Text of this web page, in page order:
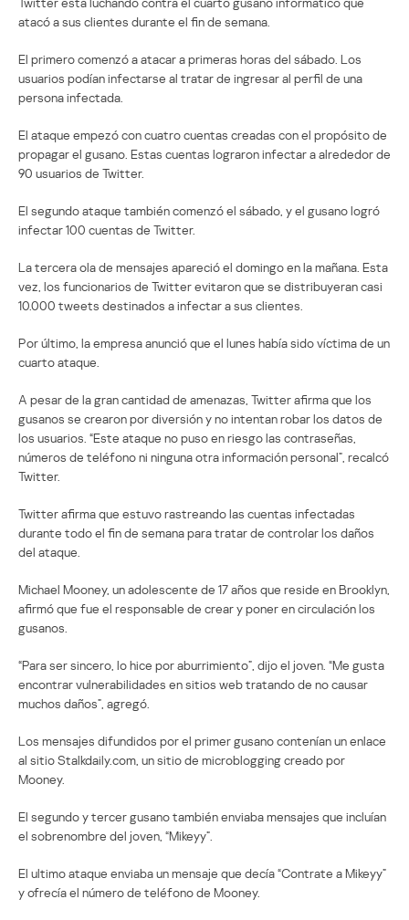
atacó a sus clientes durante el fin de semana.
El primero comenzó a atacar a primeras horas del sábado. Los
usuarios podían infectarse al tratar de ingresar al perfil de una
persona infectada.
El ataque empezó con cuatro cuentas creadas con el propósito de
propagar el gusano. Estas cuentas lograron infectar a alrededor de
90 usuarios de Twitter.
El segundo ataque también comenzó el sábado, y el gusano logró
infectar 100 cuentas de Twitter.
La tercera ola de mensajes apareció el domingo en la mañana. Esta
vez, los funcionarios de Twitter evitaron que se distribuyeran casi
10.000 tweets destinados a infectar a sus clientes.
Por último, la empresa anunció que el lunes había sido víctima de un
cuarto ataque.
A pesar de la gran cantidad de amenazas, Twitter afirma que los
gusanos se crearon por diversión y no intentan robar los datos de
los usuarios. “Este ataque no puso en riesgo las contraseñas,
números de teléfono ni ninguna otra información personal”, recalcó
Twitter.
Twitter afirma que estuvo rastreando las cuentas infectadas
durante todo el fin de semana para tratar de controlar los daños
del ataque.
Michael Mooney, un adolescente de 17 años que reside en Brooklyn,
afirmó que fue el responsable de crear y poner en circulación los
gusanos.
“Para ser sincero, lo hice por aburrimiento”, dijo el joven. “Me gusta
encontrar vulnerabilidades en sitios web tratando de no causar
muchos daños”, agregó.
Los mensajes difundidos por el primer gusano contenían un enlace
al sitio Stalkdaily.com, un sitio de microblogging creado por
Mooney.
El segundo y tercer gusano también enviaba mensajes que incluían
el sobrenombre del joven, “Mikeyy”.
El ultimo ataque enviaba un mensaje que decía “Contrate a Mikeyy”
y ofrecía el número de teléfono de Mooney.